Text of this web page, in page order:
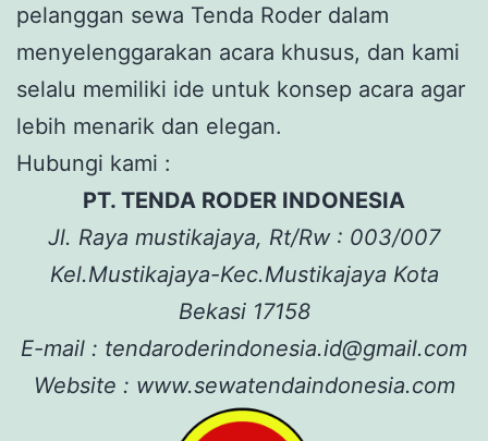
pelanggan sewa Tenda Roder dalam
menyelenggarakan acara khusus, dan kami
selalu memiliki ide untuk konsep acara agar
lebih menarik dan elegan.
Hubungi kami :
PT. TENDA RODER INDONESIA
Jl. Raya mustikajaya, Rt/Rw : 003/007
Kel.Mustikajaya-Kec.Mustikajaya Kota
Bekasi 17158
E-mail : tendaroderindonesia.id@gmail.com
Website : www.sewatendaindonesia.com